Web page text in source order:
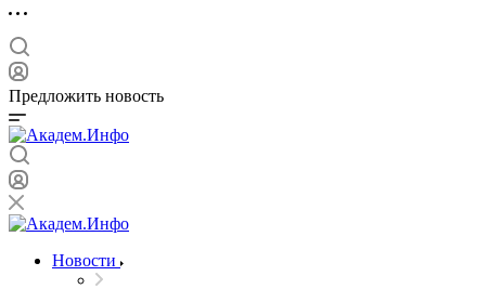
Предложить новость
Новости